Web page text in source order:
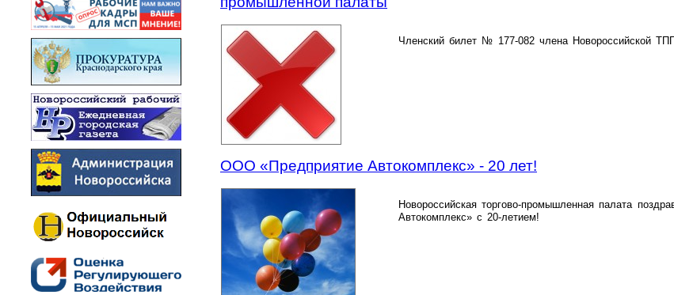
Членский билет № 177-082 члена Новороссийской
ООО «Предприятие Автокомплекс» - 20 лет!
Новороссийская торгово-промышленная палата
Автокомплекс» с 20-летием!